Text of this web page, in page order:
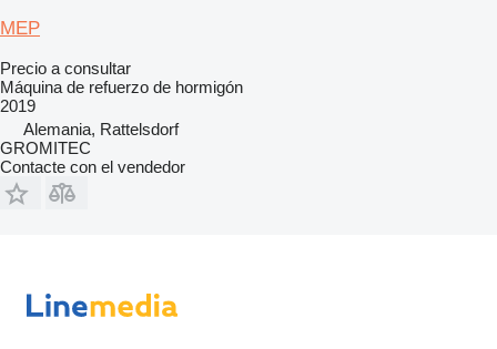
MEP
Precio a consultar
Máquina de refuerzo de hormigón
2019
Alemania, Rattelsdorf
GROMITEC
Contacte con el vendedor